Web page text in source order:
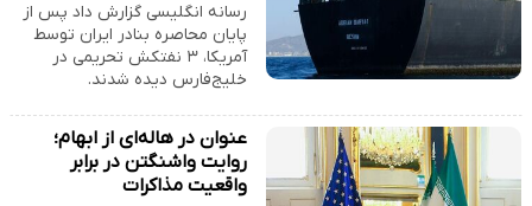
رسانه انگلیسی گزارش داد پس از
پایان محاصره بنادر ایران توسط
آمریکا، ۳ نفتکش تحریمی در
خلیج‌فارس دیده شدند.
عنوان در هاله‌ای از ابهام؛
روایت واشنگتن در برابر
واقعیت مذاکرات